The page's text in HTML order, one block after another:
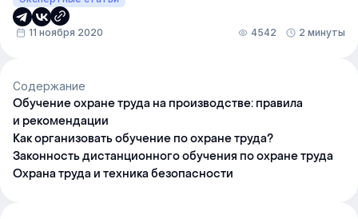
11 ноября 2020 4542 2 минуты
Содержание
Обучение охране труда на производстве: правила
и рекомендации
Как организовать обучение по охране труда?
Законность дистанционного обучения по охране труда
Охрана труда и техника безопасности